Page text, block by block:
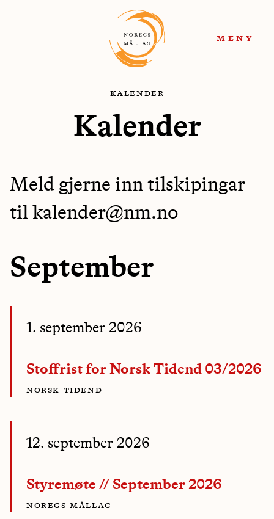
meny
kalender
Kalender
Meld gjerne inn tilskipingar
til kalender@nm.no
September
1. september 2026
Stoffrist for Norsk Tidend 03/2026
norsk tidend
12. september 2026
Styremøte // September 2026
noregs mållag